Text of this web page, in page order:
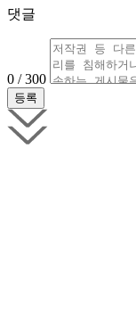
댓글
0 / 300